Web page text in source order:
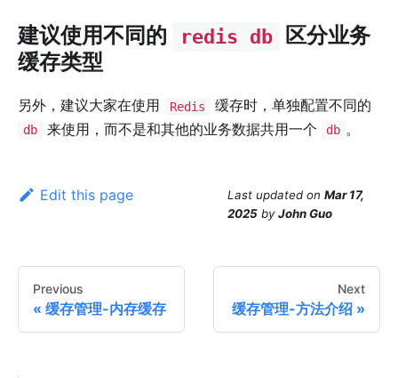
建议使用不同的 redis db
区分业务
缓存类型
另外，建议大家在使用 Redis 缓存时，单独配置不同的
db 来使用，而不是和其他的业务数据共用一个 db 。
Edit this page Last updated on Mar 17,
2025 byJohn Guo
Previous
缓存管理-内存缓存
Next
缓存管理-方法介绍